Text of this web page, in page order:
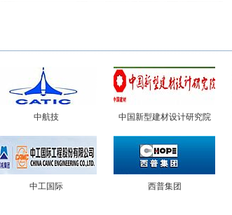
中航技 中国新型建材设计研究院
中工国际 西普集团